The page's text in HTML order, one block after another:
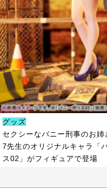
グッズ
セクシーなバニー刑事のお
7先生のオリジナルキャラ「
ス02」がフィギュアで登場